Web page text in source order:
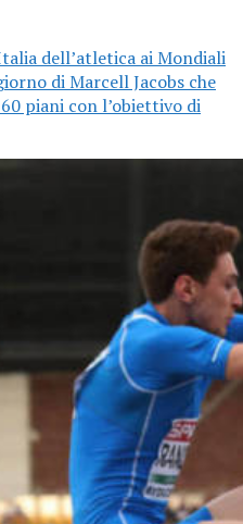
dell’atletica ai Mondiali
di Marcell Jacobs che
piani con l’obiettivo di